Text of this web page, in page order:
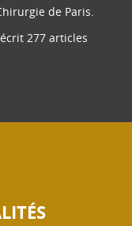
de Paris.
277 articles